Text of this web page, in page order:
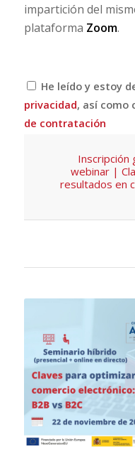
impartición del
plataforma Zoom.
He leído y estoy
privacidad, así como
de contratación
Inscripción
webinar |
resultados en